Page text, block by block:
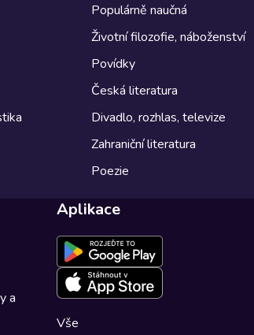
Populárně naučná
Životní filozofie, náboženství
Povídky
Česká literatura
Divadlo, rozhlas, televize
Zahraniční literatura
Poezie
a
Aplikace
Vše